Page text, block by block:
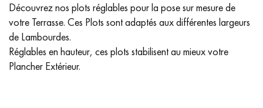
PARQUET MASSIF
PARQUET CONTRECOLLÉ -
SOL PLAQUÉ BOIS VERITABLES
Découvrez nos plots réglables pour la pose sur mesure de
votre Terrasse. Ces Plots sont adaptés aux différentes largeurs
de Lambourdes.
Réglables en hauteur, ces plots stabilisent au mieux votre
Plancher Extérieur.